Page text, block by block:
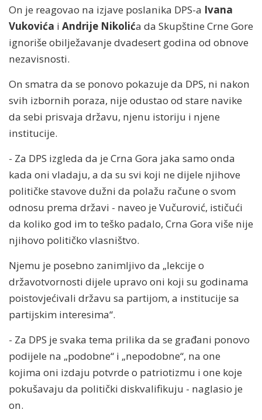
On je reagovao na izjave poslanika DPS-a Ivana
Vukovića i Andrije Nikolića da Skupštine Crne Gore
ignoriše obilježavanje dvadesert godina od obnove
nezavisnosti.
On smatra da se ponovo pokazuje da DPS, ni nakon
svih izbornih poraza, nije odustao od stare navike
da sebi prisvaja državu, njenu istoriju i njene
institucije.
- Za DPS izgleda da je Crna Gora jaka samo onda
kada oni vladaju, a da su svi koji ne dijele njihove
političke stavove dužni da polažu račune o svom
odnosu prema državi - naveo je Vučurović, ističući
da koliko god im to teško padalo, Crna Gora više nije
njihovo političko vlasništvo.
Njemu je posebno zanimljivo da „lekcije o
državotvornosti dijele upravo oni koji su godinama
poistovjećivali državu sa partijom, a institucije sa
partijskim interesima“.
- Za DPS je svaka tema prilika da se građani ponovo
podijele na „podobne“ i „nepodobne“, na one
kojima oni izdaju potvrde o patriotizmu i one koje
pokušavaju da politički diskvalifikuju - naglasio je
on.